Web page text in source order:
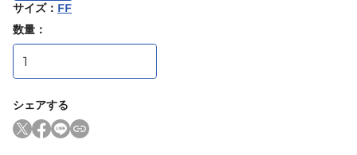
サイズ： FF
数量：
シェアする